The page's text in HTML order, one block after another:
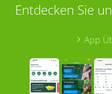
Entdecken Sie
App